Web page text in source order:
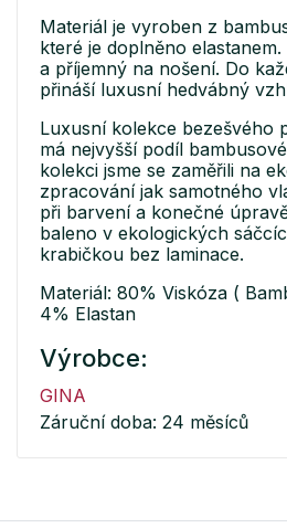
Materiál je vyroben z
které je doplněno
a příjemný na nošení. Do
přináší luxusní hedvábný
Luxusní kolekce bezešvého
má nejvyšší podíl
kolekci jsme se zaměřili na
zpracování jak samotného
při barvení a konečné
baleno v ekologických
krabičkou bez laminace.
Materiál: 80% Viskóza (
4% Elastan
Výrobce:
GINA
Záruční doba: 24 měsíců